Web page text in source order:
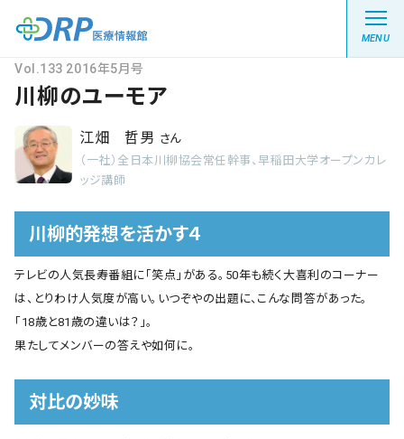
MENU
最新の注目記事
健康川柳
会社概要
Vol.133 2016年5月号
川柳のユーモア
江畑 哲男 さん
（一社）全日本川柳協会常任幹事、早稲田大学オープンカレ
ッジ講師
川柳的発想を活かす４
テレビの人気長寿番組に「笑点」がある。50年も続く大喜利のコーナー
は、とりわけ人気度が高い。いつぞやの出題に、こんな問答があった。
「18歳と81歳の違いは？」。
果たしてメンバーの答えや如何に。
対比の妙味